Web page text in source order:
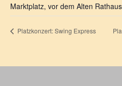
Marktplatz, vor dem Alten
Platzkonzert: Swing Express